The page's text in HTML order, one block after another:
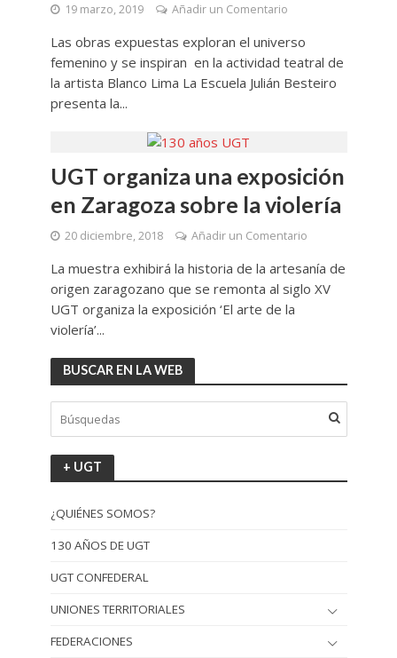
19 marzo, 2019 Añadir un Comentario
Las obras expuestas exploran el universo
femenino y se inspiran en la actividad teatral de
la artista Blanco Lima La Escuela Julián Besteiro
presenta la...
UGT organiza una exposición
en Zaragoza sobre la violería
20 diciembre, 2018 Añadir un Comentario
La muestra exhibirá la historia de la artesanía de
origen zaragozano que se remonta al siglo XV
UGT organiza la exposición ‘El arte de la
violería’...
BUSCAR EN LA WEB
+ UGT
¿QUIÉNES SOMOS?
130 AÑOS DE UGT
UGT CONFEDERAL
UNIONES TERRITORIALES
FEDERACIONES